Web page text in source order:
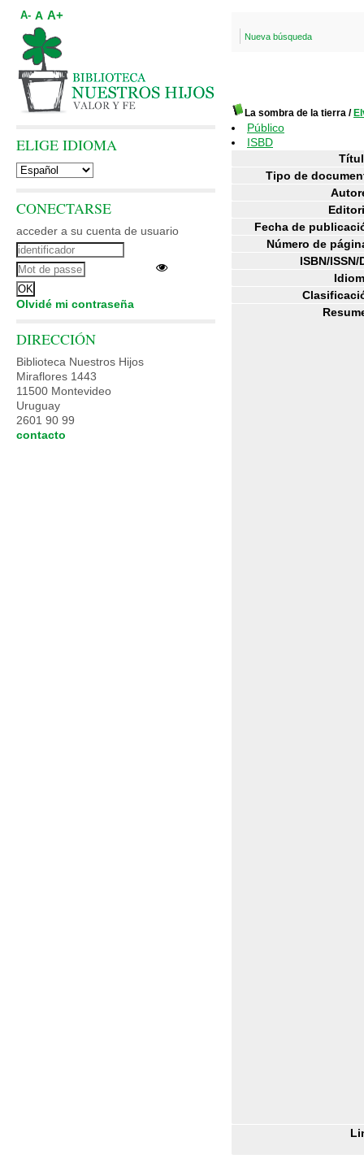
Nueva búsqueda
La sombra de la tierra /
Público
ISBD
Tipo de
Fecha de
Número de
ISBN/ISSN/
A- A A+
ELIGE IDIOMA
CONECTARSE
acceder a su cuenta de usuario
Olvidé mi contraseña
DIRECCIÓN
Biblioteca Nuestros Hijos
Miraflores 1443
11500 Montevideo
Uruguay
2601 90 99
contacto